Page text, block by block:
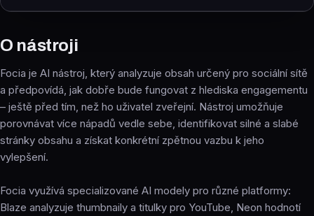
O nástroji
Focia je AI nástroj, který analyzuje obsah určený pro sociální sítě
a předpovídá, jak dobře bude fungovat z hlediska engagementu
– ještě před tím, než ho uživatel zveřejní. Nástroj umožňuje
porovnávat více nápadů vedle sebe, identifikovat silné a slabé
stránky obsahu a získat konkrétní zpětnou vazbu k jeho
vylepšení.
Focia využívá specializované AI modely pro různé platformy:
Blaze analyzuje thumbnaily a titulky pro YouTube, Neon hodnotí